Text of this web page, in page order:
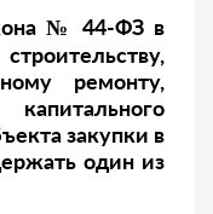
№ 44-ФЗ в
ремонту,
закупки в
один из